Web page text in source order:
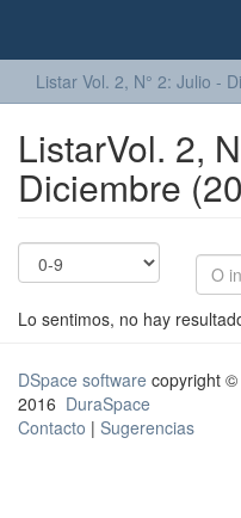
Listar Vol. 2, N° 2: Julio -
ListarVol. 2,
Diciembre
Lo sentimos, no hay
DSpace software copyright ©
2016 DuraSpace
Contacto | Sugerencias